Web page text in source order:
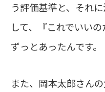
う評価基準と、それ
して、『これでいい
ずっとあったんです。
また、岡本太郎さん